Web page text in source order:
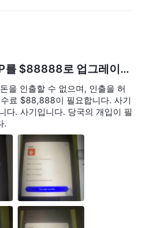
를 $88888로 업그레이드
습니다.
을 인출할 수 없으며, 인출을 허
료 $88,888이 필요합니다. 사기
다. 사기입니다. 당국의 개입이 필
.